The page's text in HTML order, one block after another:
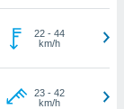
22- 44
km/h
23- 42
km/h